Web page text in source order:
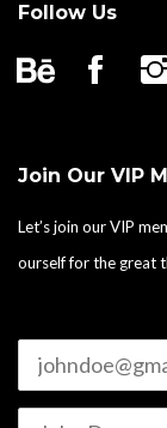
Follow Us
Join Our VIP
Let’s join our VIP
ourself for the great